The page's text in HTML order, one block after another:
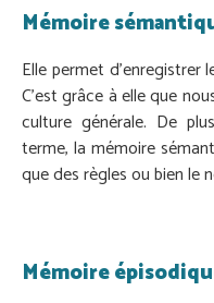
Mémoire
Elle permet
C’est grâce à elle que
culture générale. De
terme, la mémoire
que des règles ou bien le
Mémoire